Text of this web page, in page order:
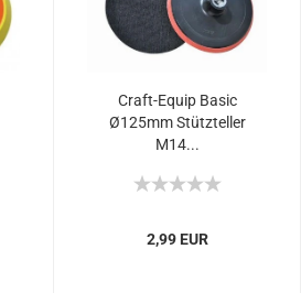
Craft-Equip Basic
Ø125mm Stützteller
M14...
2,99 EUR